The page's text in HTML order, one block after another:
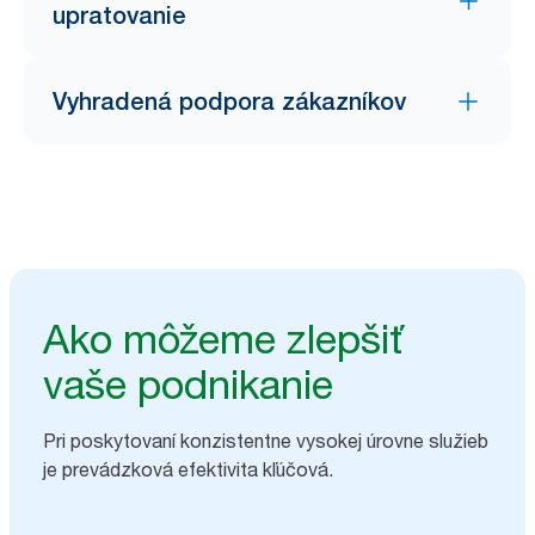
upratovanie
Vyhradená podpora zákazníkov
Ako môžeme zlepšiť
vaše podnikanie
Pri poskytovaní konzistentne vysokej úrovne služieb
je prevádzková efektivita kľúčová.